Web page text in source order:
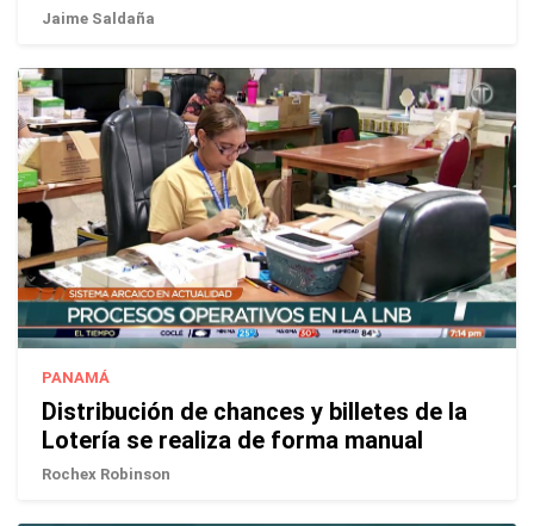
Jaime Saldaña
PANAMÁ
Distribución de chances y billetes de la
Lotería se realiza de forma manual
Rochex Robinson